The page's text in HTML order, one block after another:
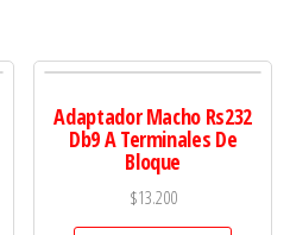
Adaptador Macho Rs232
Db9 A Terminales De
Bloque
$13.200